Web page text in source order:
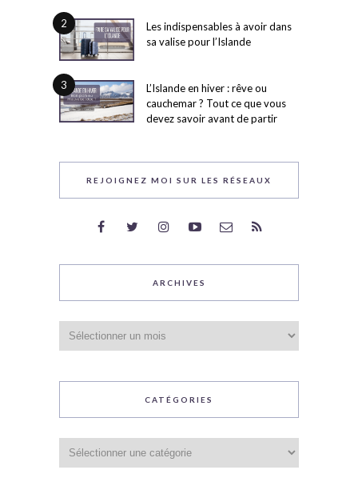
2
Les indispensables à avoir dans
sa valise pour l’Islande
3
L’Islande en hiver : rêve ou
cauchemar ? Tout ce que vous
devez savoir avant de partir
REJOIGNEZ MOI SUR LES RÉSEAUX
ARCHIVES
CATÉGORIES